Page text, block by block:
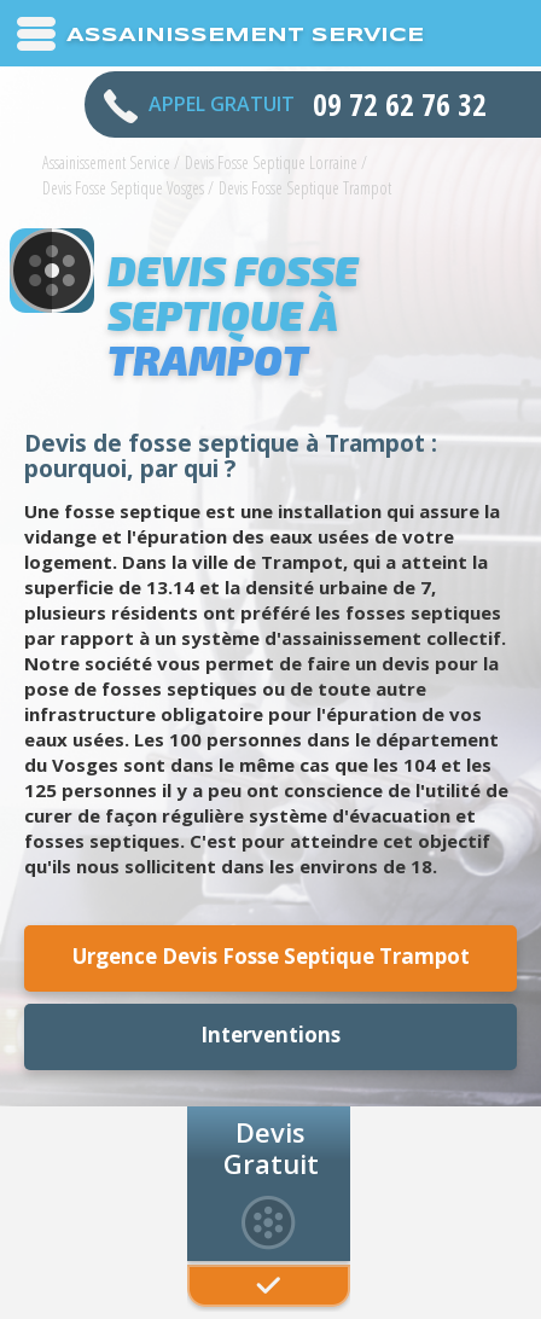
ASSAINISSEMENT SERVICE
APPEL GRATUIT 09 72 62 76 32
Assainissement Service / Devis Fosse Septique Lorraine /
Devis Fosse Septique Vosges/ Devis Fosse Septique Trampot
DEVIS FOSSE
SEPTIQUE À
TRAMPOT
Devis de fosse septique à Trampot :
pourquoi, par qui ?
Une fosse septique est une installation qui assure la
vidange et l'épuration des eaux usées de votre
logement. Dans la ville de Trampot, qui a atteint la
superficie de 13.14 et la densité urbaine de 7,
plusieurs résidents ont préféré les fosses septiques
par rapport à un système d'assainissement collectif.
Notre société vous permet de faire un devis pour la
pose de fosses septiques ou de toute autre
infrastructure obligatoire pour l'épuration de vos
eaux usées. Les 100 personnes dans le département
du Vosges sont dans le même cas que les 104 et les
125 personnes il y a peu ont conscience de l'utilité de
curer de façon régulière système d'évacuation et
fosses septiques. C'est pour atteindre cet objectif
qu'ils nous sollicitent dans les environs de 18.
Urgence Devis Fosse Septique Trampot
Interventions
Devis
Gratuit